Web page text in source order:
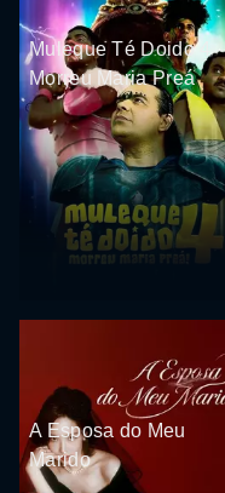
Muleque Té Doido 4 -
Morreu Maria Preá
A Esposa do Meu
Marido